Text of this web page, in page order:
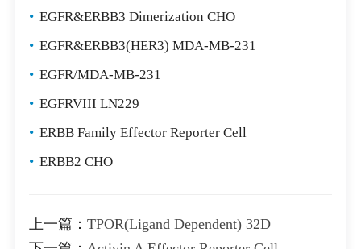
• EGFR&ERBB3 Dimerization CHO
• EGFR&ERBB3(HER3) MDA-MB-231
• EGFR/MDA-MB-231
• EGFRVIII LN229
• ERBB Family Effector Reporter Cell
• ERBB2 CHO
上一篇： TPOR(Ligand Dependent) 32D